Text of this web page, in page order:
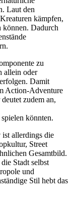
Laut den
kämpfen,
können. Dadurch
zu
allein oder
Damit
Action-Adventure
zudem an,
könnten.
ist allerdings die
Street
Gesamtbild.
Stadt selbst
und
Stil hebt das